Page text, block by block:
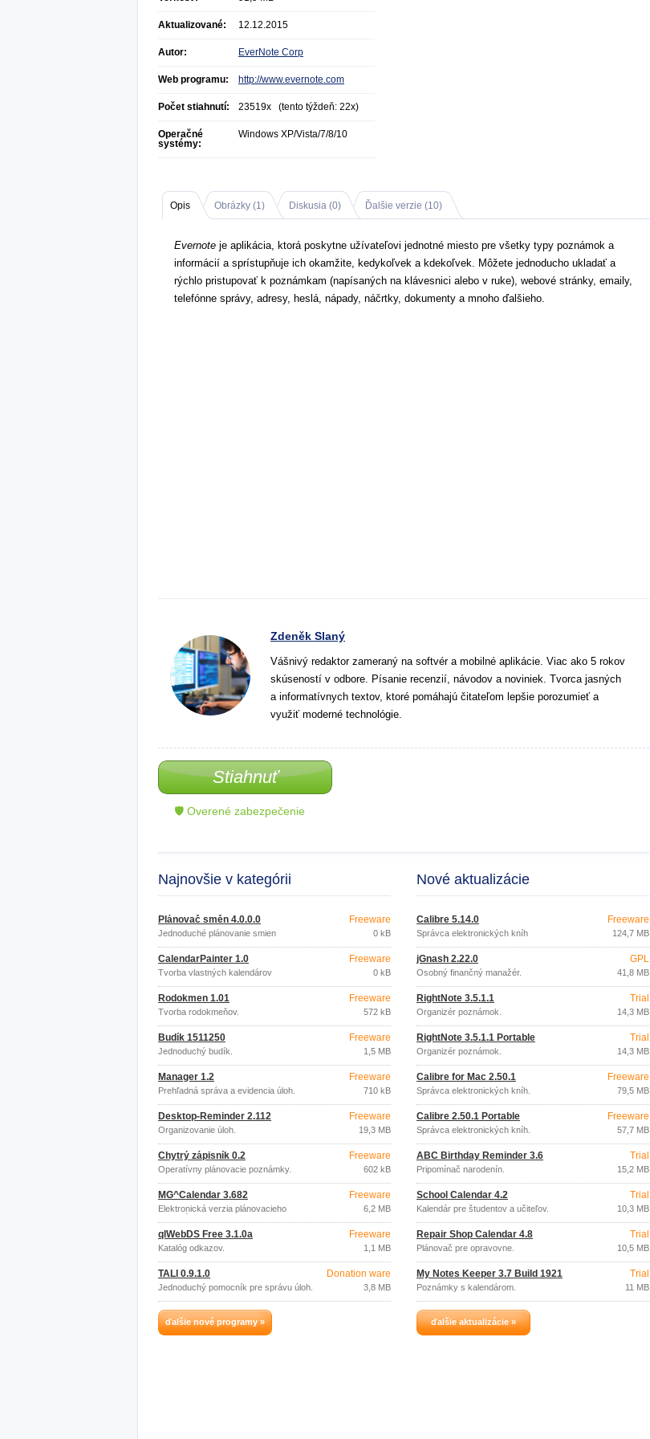
Aktualizované: 12.12.2015
Autor: EverNote Corp
Web programu: http://www.evernote.com
Počet stiahnutí: 23519x (tento týždeň: 22x)
Operačné
systémy:
Windows XP/Vista/7/8/10
Opis Obrázky (1) Diskusia (0) Ďalšie verzie (10)
Evernote je aplikácia, ktorá poskytne užívateľovi jednotné miesto pre všetky typy poznámok a
informácií a sprístupňuje ich okamžite, kedykoľvek a kdekoľvek. Môžete jednoducho ukladať a
rýchlo pristupovať k poznámkam (napísaných na klávesnici alebo v ruke), webové stránky, emaily,
telefónne správy, adresy, heslá, nápady, náčrtky, dokumenty a mnoho ďalšieho.
Zdeněk Slaný
Vášnivý redaktor zameraný na softvér a mobilné aplikácie. Viac ako 5 rokov
skúseností v odbore. Písanie recenzií, návodov a noviniek. Tvorca jasných
a informatívnych textov, ktoré pomáhajú čitateľom lepšie porozumieť a
využiť moderné technológie.
Stiahnuť
🛡 Overené zabezpečenie
Najnovšie v kategórii
Plánovač směn 4.0.0.0
Jednoduché plánovanie smien
Freeware
0 kB
CalendarPainter 1.0
Tvorba vlastných kalendárov
Freeware
0 kB
Rodokmen 1.01
Tvorba rodokmeňov.
Freeware
572 kB
Budík 1511250
Jednoduchý budík.
Freeware
1,5 MB
Manager 1.2
Prehľadná správa a evidencia úloh.
Freeware
710 kB
Desktop-Reminder 2.112
Organizovanie úloh.
Freeware
19,3 MB
Chytrý zápisník 0.2
Operatívny plánovacie poznámky.
Freeware
602 kB
MG^Calendar 3.682
Elektronická verzia plánovacieho
kalendára.
Freeware
6,2 MB
qlWebDS Free 3.1.0a
Katalóg odkazov.
Freeware
1,1 MB
TALI 0.9.1.0
Jednoduchý pomocník pre správu úloh.
Donation ware
3,8 MB
ďalšie nové programy »
Nové aktualizácie
Calibre 5.14.0
Správca elektronických kníh
Freeware
124,7 MB
jGnash 2.22.0
Osobný finančný manažér.
GPL
41,8 MB
RightNote 3.5.1.1
Organizér poznámok.
Trial
14,3 MB
RightNote 3.5.1.1 Portable
Organizér poznámok.
Trial
14,3 MB
Calibre for Mac 2.50.1
Správca elektronických kníh.
Freeware
79,5 MB
Calibre 2.50.1 Portable
Správca elektronických kníh.
Freeware
57,7 MB
ABC Birthday Reminder 3.6
Pripomínač narodenín.
Trial
15,2 MB
School Calendar 4.2
Kalendár pre študentov a učiteľov.
Trial
10,3 MB
Repair Shop Calendar 4.8
Plánovač pre opravovne.
Trial
10,5 MB
My Notes Keeper 3.7 Build 1921
Poznámky s kalendárom.
Trial
11 MB
ďalšie aktualizácie »